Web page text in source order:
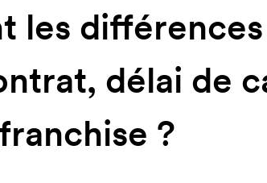
les
délai de
franchise ?